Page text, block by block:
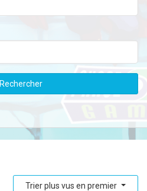
Rechercher
Trier plus vus en premier